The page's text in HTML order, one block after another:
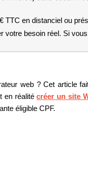
TTC en distanciel ou
besoin réel. Si
web ? Cet article
en réalité créer un site
éligible CPF.